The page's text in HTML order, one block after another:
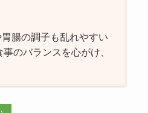
腸の調子も乱れやすい
のバランスを心がけ、